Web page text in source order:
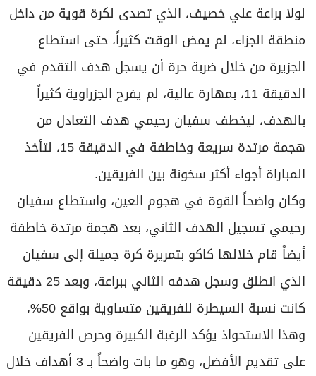
لولا براعة علي خصيف، الذي تصدى لكرة قوية من داخل
منطقة الجزاء، لم يمض الوقت كثيراً، حتى استطاع
الجزيرة من خلال ضربة حرة أن يسجل هدف التقدم في
الدقيقة 11، بمهارة عالية، لم يفرح الجزراوية كثيراً
بالهدف، ليخطف سفيان رحيمي هدف التعادل من
هجمة مرتدة سريعة وخاطفة في الدقيقة 15، لتأخذ
المباراة أجواء أكثر سخونة بين الفريقين.
وكان واضحاً القوة في هجوم العين، واستطاع سفيان
رحيمي تسجيل الهدف الثاني، بعد هجمة مرتدة خاطفة
أيضاً قام خلالها كاكو بتمريرة كرة جميلة إلى سفيان
الذي انطلق وسجل هدفه الثاني ببراعة، وبعد 25 دقيقة
كانت نسبة السيطرة للفريقين متساوية بواقع 50%،
وهذا الاستحواذ يؤكد الرغبة الكبيرة وحرص الفريقين
على تقديم الأفضل، وهو ما بات واضحاً بـ 3 أهداف خلال